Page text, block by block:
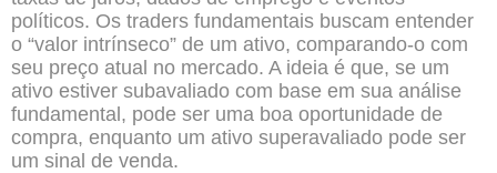
políticos. Os traders fundamentais buscam entender
o “valor intrínseco” de um ativo, comparando-o com
seu preço atual no mercado. A ideia é que, se um
ativo estiver subavaliado com base em sua análise
fundamental, pode ser uma boa oportunidade de
compra, enquanto um ativo superavaliado pode ser
um sinal de venda.